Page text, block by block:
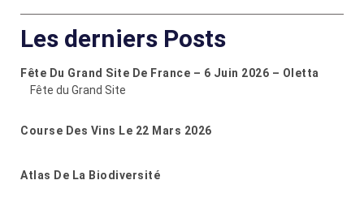
Les derniers Posts
Fête Du Grand Site De France – 6 Juin 2026 – Oletta
Fête du Grand Site
Course Des Vins Le 22 Mars 2026
Atlas De La Biodiversité